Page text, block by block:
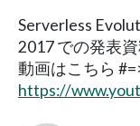
Serverless
2017 での発表資
動画はこちら
https://